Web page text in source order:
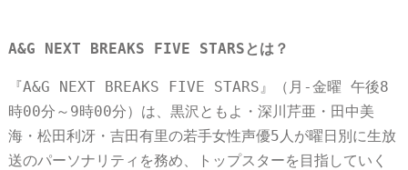
A&G NEXT BREAKS FIVE STARSとは？
『A&G NEXT BREAKS FIVE STARS』（月-金曜 午後8
時00分～9時00分）は、黒沢ともよ・深川芹亜・田中美
海・松田利冴・吉田有里の若手女性声優5人が曜日別に生放
送のパーソナリティを務め、トップスターを目指していく